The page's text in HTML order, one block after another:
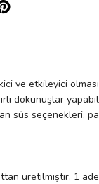
ve etkileyici
dokunuşlar
süs seçenekleri,
üretilmiştir. 1